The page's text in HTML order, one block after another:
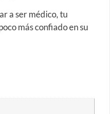
a ser médico, tu
más confiado en su